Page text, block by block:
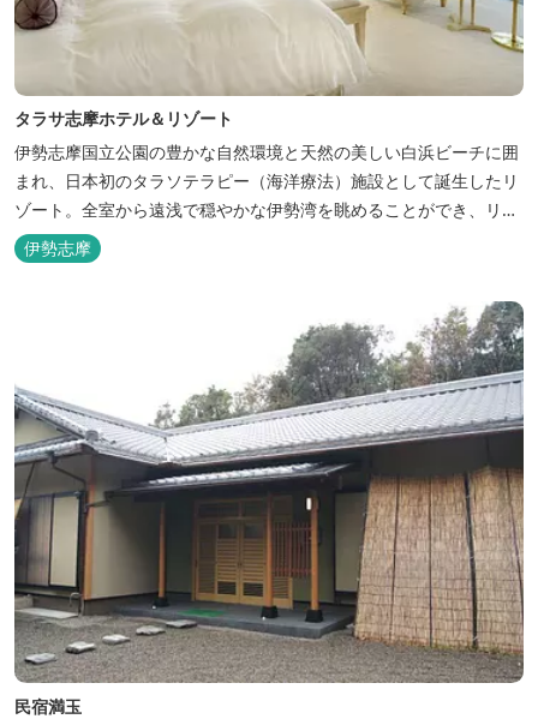
タラサ志摩ホテル＆リゾート
伊勢志摩国立公園の豊かな自然環境と天然の美しい白浜ビーチに囲
まれ、日本初のタラソテラピー（海洋療法）施設として誕生したリ
ゾート。全室から遠浅で穏やかな伊勢湾を眺めることができ、リラ
ックスした滞在をお楽しみいただけます。滞在中は、目の前の海か
らきれいな海水を引き込み、24時間以内に新鮮な状態で使用するタ
ラソテラピーや、季節の海の幸を楽しめるフレンチと日本料理が堪
伊勢志摩
民宿満玉